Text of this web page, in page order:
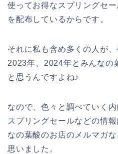
使ってお得なスプリングセ
を配布しているからです。
それに私も含め多くの人が
2023年、2024年とみんなの
と思うんですよね♪
なので、色々と調べていく
スプリングセールなどの情
なの葉酸のお店のメルマガ
思いました。